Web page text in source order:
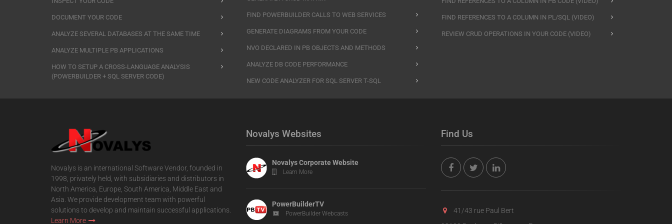
DOCUMENT YOUR CODE
ANALYZE SEVERAL DATABASES AT THE SAME TIME
ANALYZE MULTIPLE PB APPLICATIONS
HOW TO SETUP A CROSS-LANGUAGE ANALYSIS
(POWERBUILDER + SQL SERVER CODE)
FIND POWERBUILDER CALLS TO WEB SERVICES
GENERATE DIAGRAMS FROM YOUR CODE
NVO DECLARED IN PB OBJECTS AND METHODS
ANALYZE DB CODE PERFORMANCE
NEW CODE ANALYZER FOR SQL SERVER T-SQL
FIND REFERENCES TO A COLUMN IN PL/SQL (VIDEO)
REVIEW CRUD OPERATIONS IN YOUR CODE (VIDEO)
Novalys is an international Software Vendor, founded in
1998, privately held, with subsidiaries and distributors in
North America, Europe, South America, Middle East and
Asia. We provide development team with powerful
solutions to develop and maintain successful applications.
Learn More
Novalys Websites
Novalys Corporate Website
Learn More
PowerBuilderTV
PowerBuilder Webcasts
Find Us
41/43 rue Paul Bert